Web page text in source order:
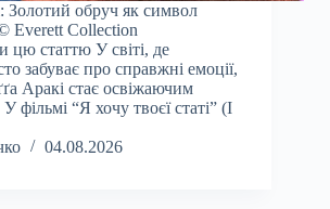
Золотий обруч як символ
Everett Collection
цю статтю У світі, де
забуває про справжні емоції,
Аракі стає освіжаючим
фільмі “Я хочу твоєї статі” (I
04.08.2026